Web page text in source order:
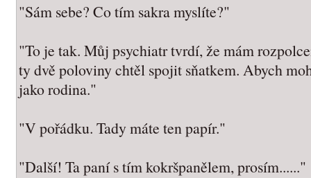
"Sám sebe? Co tím sakra myslíte?"
"To je tak. Můj psychiatr tvrdí, že mám
ty dvě poloviny chtěl spojit sňatkem. Abych
jako rodina."
"V pořádku. Tady máte ten papír."
"Další! Ta paní s tím kokršpanělem, prosím......"